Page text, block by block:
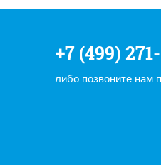
+7 (499)
либо позвоните нам